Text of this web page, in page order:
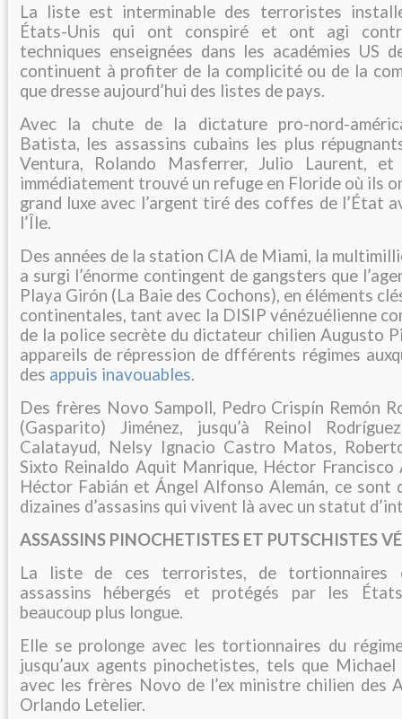
La liste est interminable des terroristes
États-Unis qui ont conspiré et ont agi
techniques enseignées dans les académies US
continuent à profiter de la complicité ou de la
que dresse aujourd’hui des listes de pays.
Avec la chute de la dictature pro-nord-
Batista, les assassins cubains les plus
Ventura, Rolando Masferrer, Julio Laurent,
immédiatement trouvé un refuge en Floride où ils
grand luxe avec l’argent tiré des coffes de l’État
l’Île.
Des années de la station CIA de Miami, la
a surgi l’énorme contingent de gangsters que
Playa Girón (La Baie des Cochons), en éléments
continentales, tant avec la DISIP vénézuélienne
de la police secrète du dictateur chilien Augusto
appareils de répression de dfférents régimes
des appuis inavouables.
Des frères Novo Sampoll, Pedro Crispín Remón
(Gasparito) Jiménez, jusqu’à Reinol
Calatayud, Nelsy Ignacio Castro Matos,
Sixto Reinaldo Aquit Manrique, Héctor Francisco
Héctor Fabián et Ángel Alfonso Alemán, ce sont
dizaines d’assasins qui vivent là avec un statut
ASSASSINS PINOCHETISTES ET PUTSCHISTES
La liste de ces terroristes, de tortionnaires
assassins hébergés et protégés par les
beaucoup plus longue.
Elle se prolonge avec les tortionnaires du
jusqu’aux agents pinochetistes, tels que Michael
avec les frères Novo de l’ex ministre chilien des
Orlando Letelier.